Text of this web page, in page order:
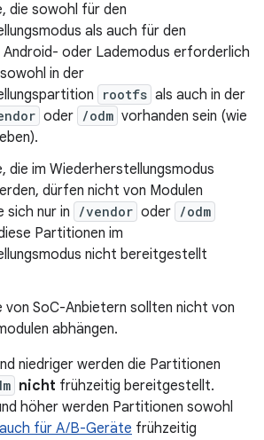
die sowohl für den
als auch für den
Android- oder Lademodus erforderlich
in der
rootfs als auch in der
oder /odm vorhanden sein (wie
die im Wiederherstellungsmodus
dürfen nicht von Modulen
sich nur in
/vendor oder /odm
Partitionen im
nicht bereitgestellt
von SoC-Anbietern sollten nicht von
abhängen.
niedriger werden die Partitionen
nicht frühzeitig bereitgestellt.
höher werden Partitionen sowohl
für A/B-Geräte frühzeitig